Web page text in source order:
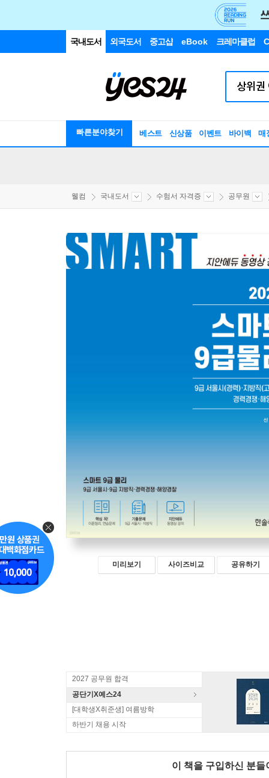
국내도서 외국도서 중고샵 eBook 크레마클럽
빠른분야찾기 베스트 신상품 이벤트 바이백 매
웰컴 국내도서 수험서 자격증 공무원
미리보기 사이즈비교 공유하기
2027 공무원 합격
공단기X예스24
[대학생X취준생] 여름방학
하반기 채용 시작
이 책을 구입하신 분